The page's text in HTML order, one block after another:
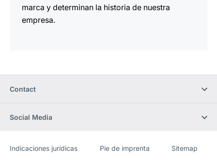
marca y determinan la historia de nuestra
empresa.
Contact
Social Media
Sitio
[Website
Indicaciones jurídicas Pie de imprenta Sitemap